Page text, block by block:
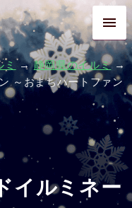
→静岡県のイルミ→
～おまちハートファン
イルミネー